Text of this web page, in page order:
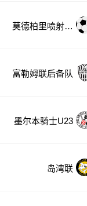
莫德柏里喷射机
富勒姆联后备队
墨尔本骑士U23
岛湾联